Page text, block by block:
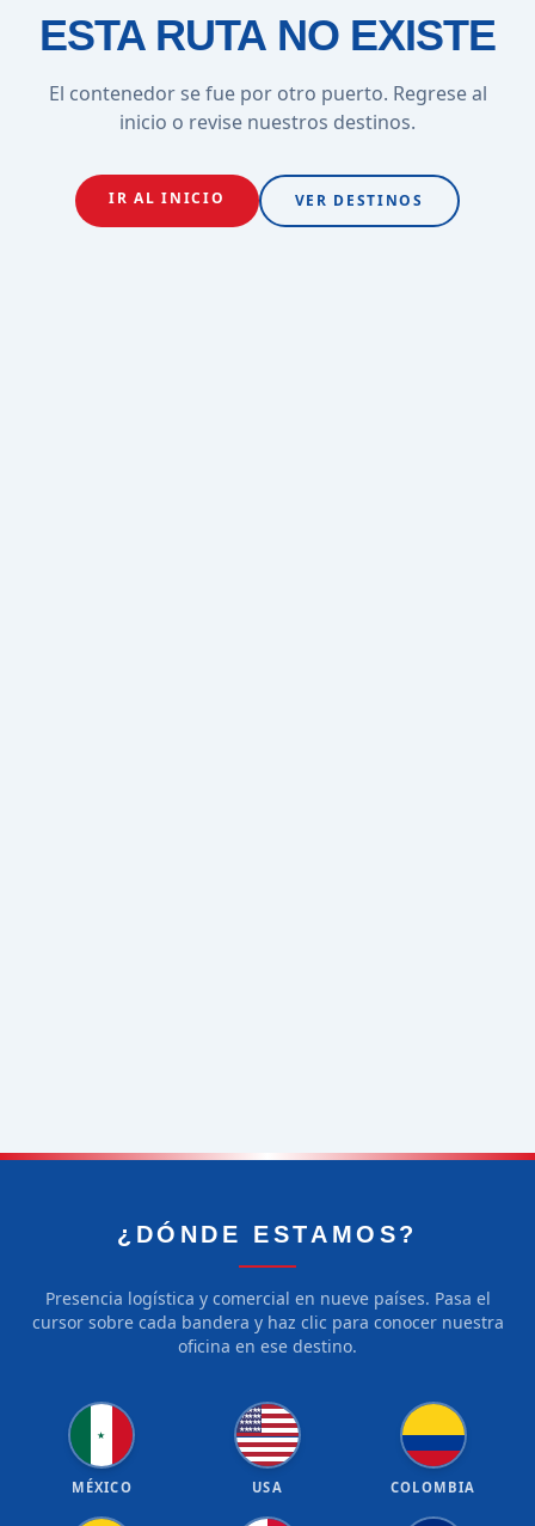
ESTA RUTA NO EXISTE
El contenedor se fue por otro puerto. Regrese al
inicio o revise nuestros destinos.
IR AL INICIO VER DESTINOS
¿DÓNDE ESTAMOS?
Presencia logística y comercial en nueve países. Pasa el
cursor sobre cada bandera y haz clic para conocer nuestra
oficina en ese destino.
★
MÉXICO
★★★★★
★★★★★
★★★★★
★★★★★
USA COLOMBIA